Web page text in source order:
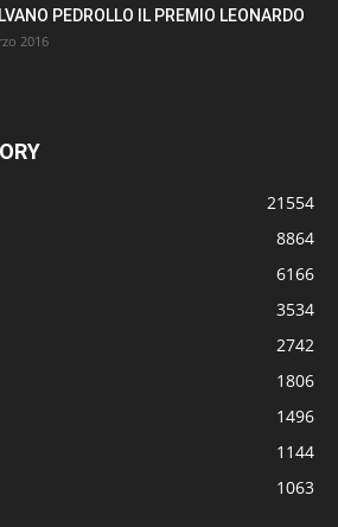
PEDROLLO IL PREMIO LEONARDO
2016
21554
8864
6166
3534
2742
1806
1496
1144
1063